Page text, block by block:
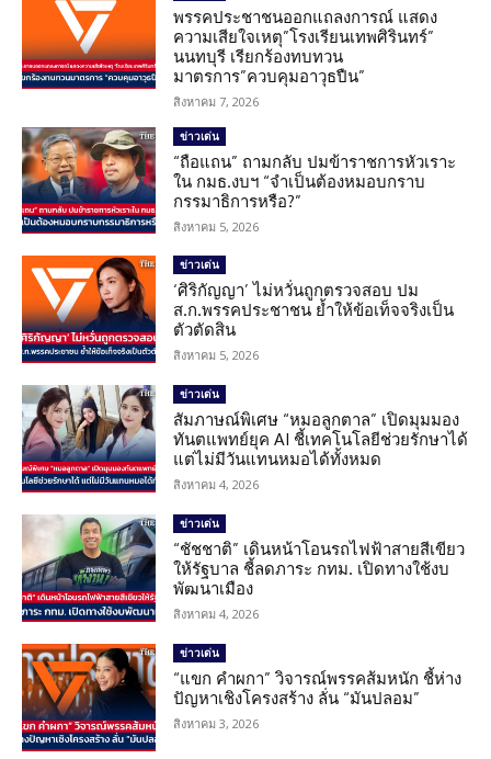
พรรคประชาชนออกแถลงการณ์ แสดง
ความเสียใจเหตุ”โรงเรียนเทพศิรินทร์”
นนทบุรี เรียกร้องทบทวน
มาตรการ”ควบคุมอาวุธปืน”
สิงหาคม 7, 2026
ข่าวเด่น
“ถือแถน” ถามกลับ ปมข้าราชการหัวเราะ
ใน กมธ.งบฯ “จำเป็นต้องหมอบกราบ
กรรมาธิการหรือ?”
สิงหาคม 5, 2026
ข่าวเด่น
‘ศิริกัญญา’ ไม่หวั่นถูกตรวจสอบ ปม
ส.ก.พรรคประชาชน ย้ำให้ข้อเท็จจริงเป็น
ตัวตัดสิน
สิงหาคม 5, 2026
ข่าวเด่น
สัมภาษณ์พิเศษ “หมอลูกตาล” เปิดมุมมอง
ทันตแพทย์ยุค AI ชี้เทคโนโลยีช่วยรักษาได้
แต่ไม่มีวันแทนหมอได้ทั้งหมด
สิงหาคม 4, 2026
ข่าวเด่น
“ชัชชาติ” เดินหน้าโอนรถไฟฟ้าสายสีเขียว
ให้รัฐบาล ชี้ลดภาระ กทม. เปิดทางใช้งบ
พัฒนาเมือง
สิงหาคม 4, 2026
ข่าวเด่น
“แขก คำผกา” วิจารณ์พรรคส้มหนัก ชี้ห่าง
ปัญหาเชิงโครงสร้าง ลั่น “มันปลอม”
สิงหาคม 3, 2026